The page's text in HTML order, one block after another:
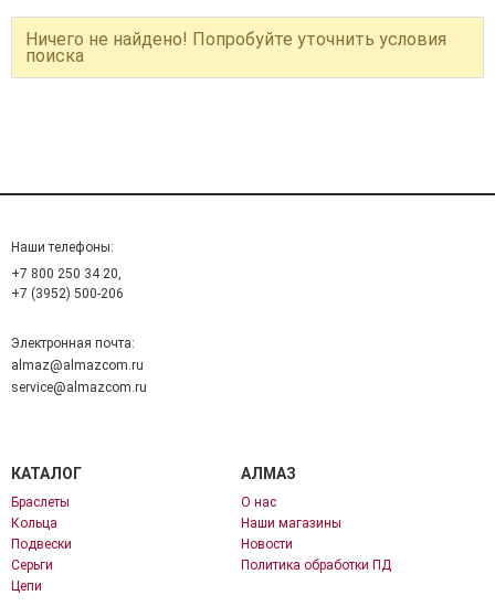
Ничего не найдено! Попробуйте уточнить условия
поиска
Наши телефоны:
+7 800 250 34 20,
+7 (3952) 500-206
Электронная почта:
almaz@almazcom.ru
service@almazcom.ru
КАТАЛОГ
Браслеты
Кольца
Подвески
Серьги
Цепи
АЛМАЗ
О нас
Наши магазины
Новости
Политика обработки ПД